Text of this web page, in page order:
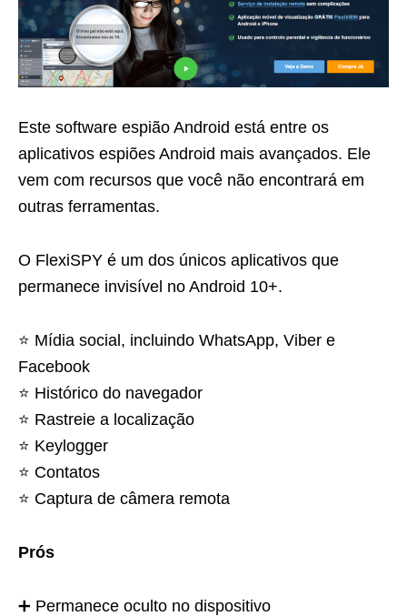
Este software espião Android está entre os
aplicativos espiões Android mais avançados. Ele
vem com recursos que você não encontrará em
outras ferramentas.
O FlexiSPY é um dos únicos aplicativos que
permanece invisível no Android 10+.
⭐️ Mídia social, incluindo WhatsApp, Viber e
Facebook
⭐️ Histórico do navegador
⭐️ Rastreie a localização
⭐️ Keylogger
⭐️ Contatos
⭐️ Captura de câmera remota
Prós
➕ Permanece oculto no dispositivo